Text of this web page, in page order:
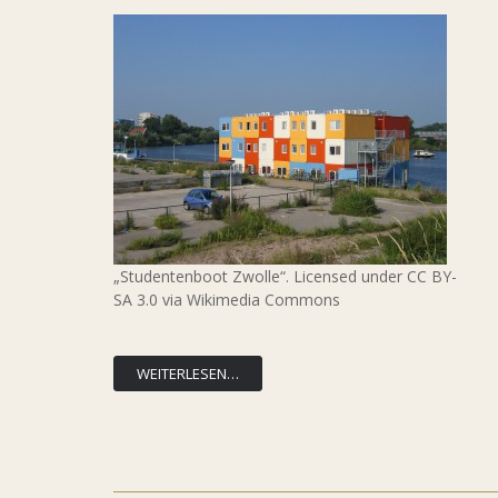
„Studentenboot Zwolle“. Licensed under CC BY-
SA 3.0 via Wikimedia Commons
WEITERLESEN…